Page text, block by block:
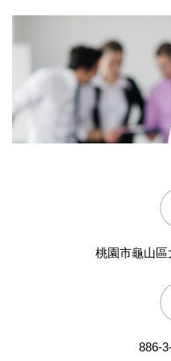
桃園市龜山區
886-